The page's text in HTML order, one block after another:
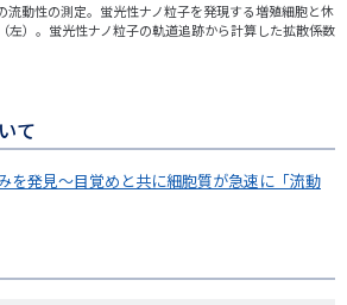
流動性の測定。蛍光性ナノ粒子を発現する増殖細胞と休
左）。蛍光性ナノ粒子の軌道追跡から計算した拡散係数
て
を発見〜目覚めと共に細胞質が急速に「流動